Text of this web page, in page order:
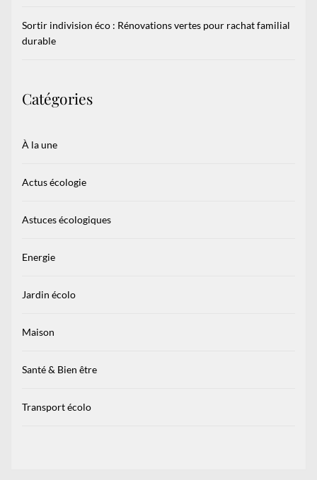
Sortir indivision éco : Rénovations vertes pour rachat familial
durable
Catégories
À la une
Actus écologie
Astuces écologiques
Energie
Jardin écolo
Maison
Santé & Bien être
Transport écolo